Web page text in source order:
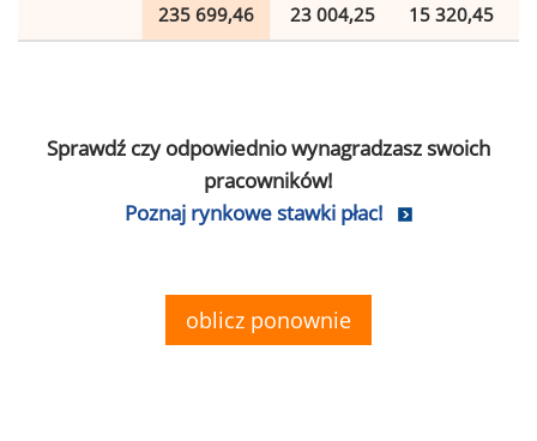
235 699,46 23 004,25 15 320,45
Sprawdź czy odpowiednio wynagradzasz swoich
pracowników!
Poznaj rynkowe stawki płac!
oblicz ponownie